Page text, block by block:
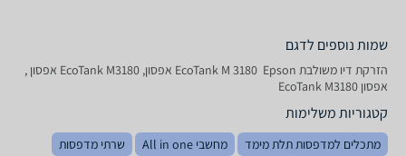
שמות נוספים לדגם
‏הזרקת דיו ‏משולבת EcoTank M 3180 ‎ Epson אפסון, EcoTank M3180‎ אפסון ,
אפסון EcoTank M3180‎
קטגוריות משלימות
מתכלים למדפסות תלת מימד מחשבי All in one
שרתי מדפסות